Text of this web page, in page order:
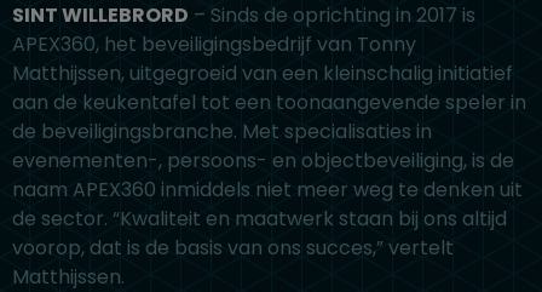
SINT WILLEBRORD – Sinds de oprichting in 2017 is
APEX360, het beveiligingsbedrijf van Tonny
Matthijssen, uitgegroeid van een kleinschalig initiatief
aan de keukentafel tot een toonaangevende speler in
de beveiligingsbranche. Met specialisaties in
evenementen-, persoons- en objectbeveiliging, is de
naam APEX360 inmiddels niet meer weg te denken uit
de sector. “Kwaliteit en maatwerk staan bij ons altijd
voorop, dat is de basis van ons succes,” vertelt
Matthijssen.